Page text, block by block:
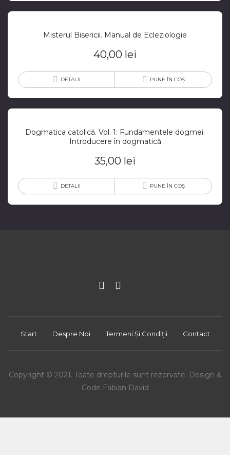
Misterul Bisericii. Manual de Ecleziologie
40,00 lei
DETALII PUNE ÎN COȘ
Dogmatica catolică. Vol. 1: Fundamentele dogmei.
Introducere în dogmatică
35,00 lei
DETALII PUNE ÎN COȘ
Start Despre Noi Termeni Și Condiții Contact
Copyright © 2021. Toate drepturile sunt rezervate. Design &
Code Fabian David